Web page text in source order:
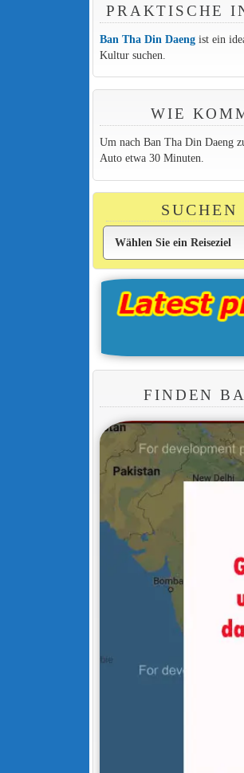
PRAKTISCHE
Ban Tha Din Daengist ein
Kultur suchen.
WIE
Um nach Ban Tha Din Daeng
Auto etwa 30 Minuten.
FINDEN